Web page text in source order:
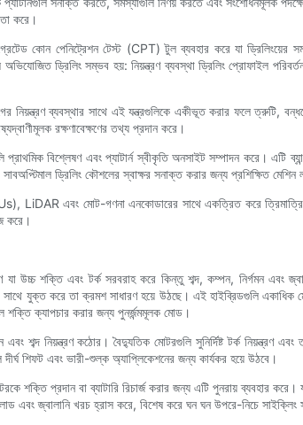
করে।
কোন পেনিট্রেশন টেস্ট (CPT) টুল ব্যবহার করে যা
ড্রিলিং সম্ভব হয়: নিয়ন্ত্রণ ব্যবস্থা ড্রিলিং প্রোফাইল
ব্যবস্থার সাথে এই যন্ত্রগুলিকে একীভূত করার ফলে ত্রুটি,
রক্ষণাবেক্ষণের তথ্য প্রদান করে।
বিশ্লেষণ এবং প্যাটার্ন স্বীকৃতি অনসাইট সম্পাদন করে। এটি
ড্রিলিং কৌশলের স্বাক্ষর সনাক্ত করার জন্য প্রশিক্ষিত মেশিন
LiDAR এবং মোট-গণনা এনকোডারের সাথে একত্রিত করে
করে।
যা উচ্চ শক্তি এবং টর্ক সরবরাহ করে কিন্তু শব্দ, কম্পন, নির্গমন
সাথে যুক্ত করে তা ক্রমশ সাধারণ হয়ে উঠছে। এই হাইব্রিডগুলি
শক্তি ক্যাপচার করার জন্য পুনর্জন্মমূলক মোড।
শব্দ নিয়ন্ত্রণ কঠোর। বৈদ্যুতিক মোটরগুলি সুনির্দিষ্ট টর্ক নিয়ন্ত্রণ
শিফট এবং ভারী-শুল্ক অ্যাপ্লিকেশনের জন্য কার্যকর হয়ে উঠবে।
শক্তি প্রদান বা ব্যাটারি রিচার্জ করার জন্য এটি পুনরায় ব্যবহার
এবং জ্বালানি খরচ হ্রাস করে, বিশেষ করে ঘন ঘন উপরে-নিচে